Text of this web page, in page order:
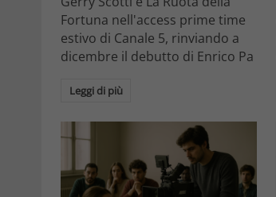
Fortuna nell'access prime time
estivo di Canale 5, rinviando a
dicembre il debutto di Enrico Pa
Leggi di più